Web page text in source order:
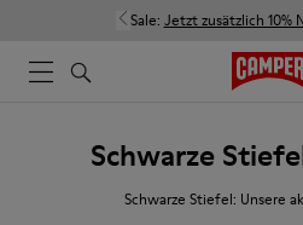
Sale: Jetzt zusätzlich 10%
Schwarze
Schwarze Stiefel: Unsere